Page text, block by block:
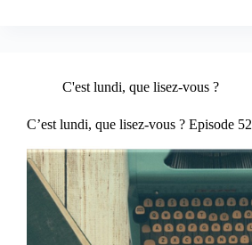
C'est lundi, que lisez-vous ?
C’est lundi, que lisez-vous ? Episode 52